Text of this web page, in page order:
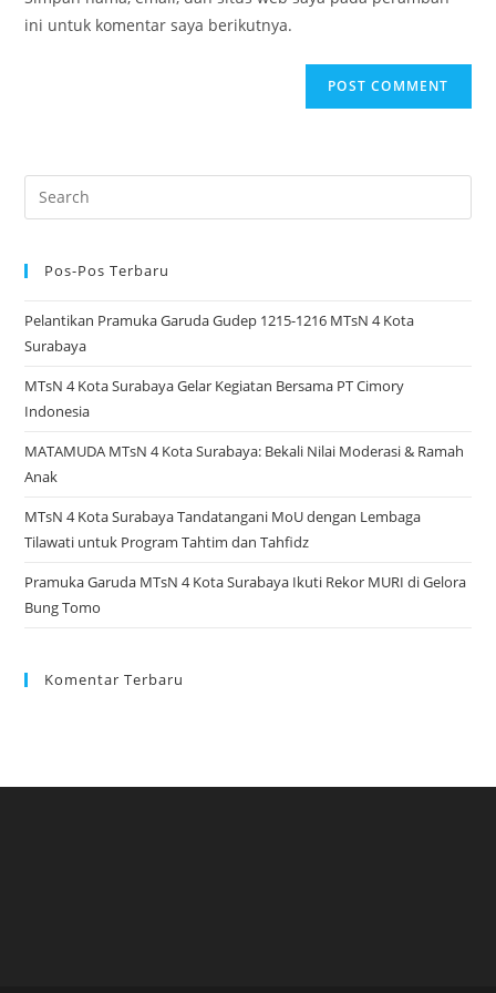
(optional)
ini untuk komentar saya berikutnya.
Search
for:
Pos-Pos Terbaru
Pelantikan Pramuka Garuda Gudep 1215-1216 MTsN 4 Kota
Surabaya
MTsN 4 Kota Surabaya Gelar Kegiatan Bersama PT Cimory
Indonesia
MATAMUDA MTsN 4 Kota Surabaya: Bekali Nilai Moderasi & Ramah
Anak
MTsN 4 Kota Surabaya Tandatangani MoU dengan Lembaga
Tilawati untuk Program Tahtim dan Tahfidz
Pramuka Garuda MTsN 4 Kota Surabaya Ikuti Rekor MURI di Gelora
Bung Tomo
Komentar Terbaru